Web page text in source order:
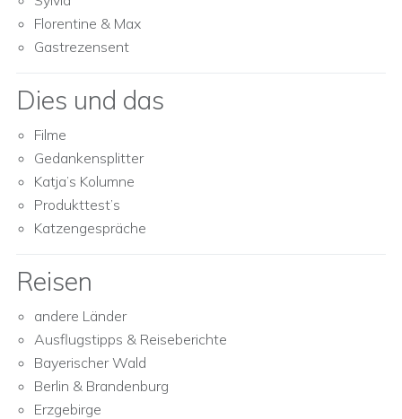
Florentine & Max
Gastrezensent
Dies und das
Filme
Gedankensplitter
Katja’s Kolumne
Produkttest’s
Katzengespräche
Reisen
andere Länder
Ausflugstipps & Reiseberichte
Bayerischer Wald
Berlin & Brandenburg
Erzgebirge